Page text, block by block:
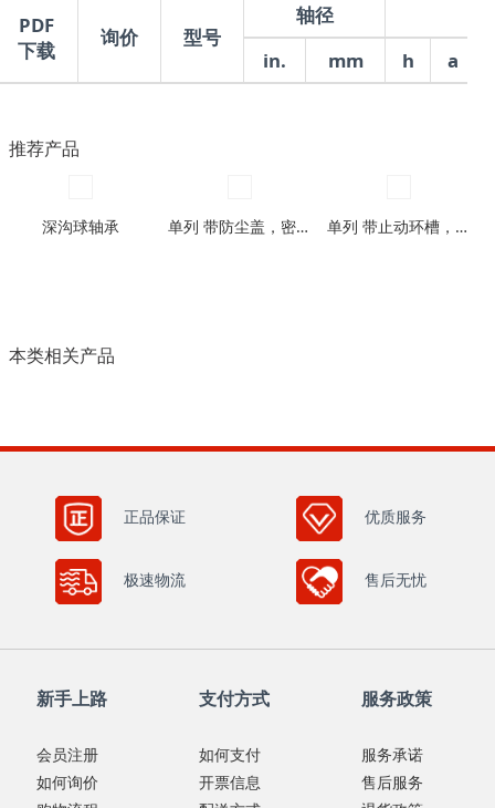
PDF
下载
询价 型号
轴径
in.
mm h a
推荐产品
深沟球轴承 单列 带防尘盖，密封圈型 单列 带止动环槽，带止动环槽及防尘盖型
本类相关产品
正品保证 优质服务
极速物流 售后无忧
新手上路
会员注册
如何询价
支付方式
如何支付
开票信息
服务政策
服务承诺
售后服务